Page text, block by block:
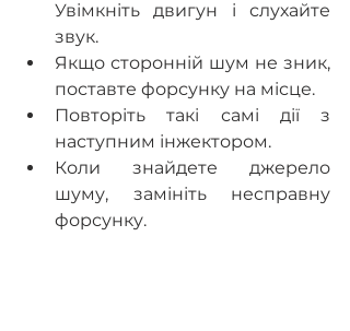
Увімкніть двигун і слухайте
звук.
Якщо сторонній шум не зник,
поставте форсунку на місце.
Повторіть такі самі дії з
наступним інжектором.
Коли знайдете джерело
шуму, замініть несправну
форсунку.